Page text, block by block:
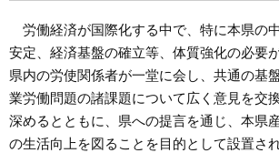
労働経済が国際化する中で、特に本県の
安定、経済基盤の確立等、体質強化の必要
県内の労使関係者が一堂に会し、共通の基
業労働問題の諸課題について広く意見を交
深めるとともに、県への提言を通じ、本県
の生活向上を図ることを目的として設置さ